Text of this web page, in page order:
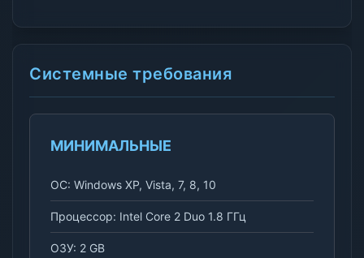
Системные требования
МИНИМАЛЬНЫЕ
ОС: Windows XP, Vista, 7, 8, 10
Процессор: Intel Core 2 Duo 1.8 ГГц
ОЗУ: 2 GB